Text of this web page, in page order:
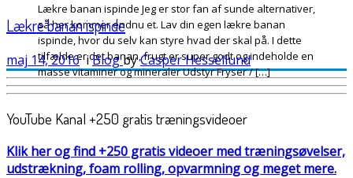
Lækre banan ispinde Jeg er stor fan af sunde alternativer,
så her kommer endnu et. Lav din egen lækre banan
ispinde, hvor du selv kan styre hvad der skal på. I dette
tilfælde er det banan, frugt er super godt og indeholde en
masse vitaminer og mineraler Udstyr Fryser / […]
Lækre banan ispinde
maj 14, 2016iBlogbyCasper Hessellund
YouTube Kanal +250 gratis træningsvideoer
Klik her og find +250 gratis videoer med træningsøvelser,
udstrækning, foam rolling, opvarmning og meget mere.